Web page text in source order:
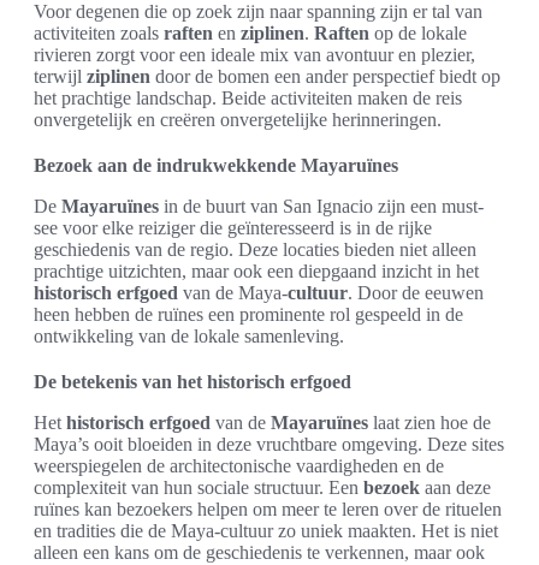
Voor degenen die op zoek zijn naar spanning zijn er tal van
activiteiten zoals raften en ziplinen. Raften op de lokale
rivieren zorgt voor een ideale mix van avontuur en plezier,
terwijl ziplinen door de bomen een ander perspectief biedt op
het prachtige landschap. Beide activiteiten maken de reis
onvergetelijk en creëren onvergetelijke herinneringen.
Bezoek aan de indrukwekkende Mayaruïnes
De Mayaruïnes in de buurt van San Ignacio zijn een must-
see voor elke reiziger die geïnteresseerd is in de rijke
geschiedenis van de regio. Deze locaties bieden niet alleen
prachtige uitzichten, maar ook een diepgaand inzicht in het
historisch erfgoed van de Maya-cultuur. Door de eeuwen
heen hebben de ruïnes een prominente rol gespeeld in de
ontwikkeling van de lokale samenleving.
De betekenis van het historisch erfgoed
Het historisch erfgoed van de Mayaruïnes laat zien hoe de
Maya’s ooit bloeiden in deze vruchtbare omgeving. Deze sites
weerspiegelen de architectonische vaardigheden en de
complexiteit van hun sociale structuur. Een bezoek aan deze
ruïnes kan bezoekers helpen om meer te leren over de rituelen
en tradities die de Maya-cultuur zo uniek maakten. Het is niet
alleen een kans om de geschiedenis te verkennen, maar ook